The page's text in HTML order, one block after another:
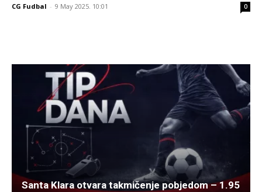
CG Fudbal - 9 May 2025. 10:01 0
Santa Klara otvara takmičenje pobjedom – 1.95